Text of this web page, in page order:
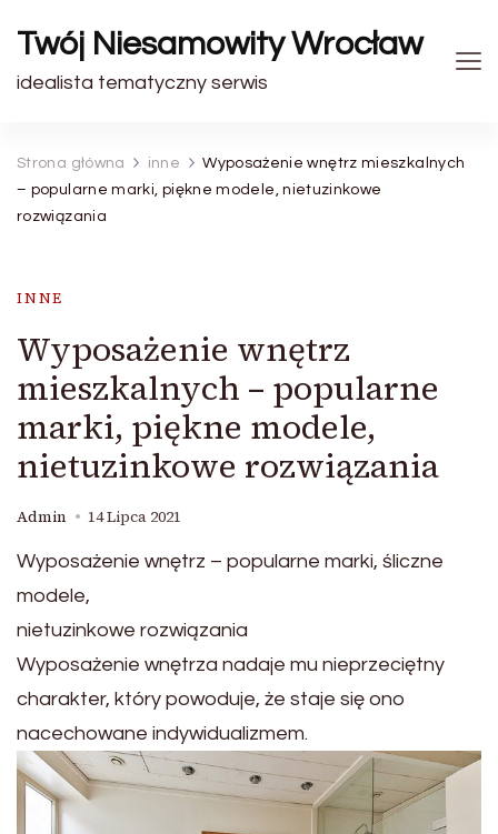
Twój Niesamowity Wrocław
idealista tematyczny serwis
Strona główna inne
Wyposażenie wnętrz mieszkalnych
– popularne marki, piękne modele, nietuzinkowe
rozwiązania
INNE
Wyposażenie wnętrz
mieszkalnych – popularne
marki, piękne modele,
nietuzinkowe rozwiązania
Admin 14 Lipca 2021
Wyposażenie wnętrz – popularne marki, śliczne
modele,
nietuzinkowe rozwiązania
Wyposażenie wnętrza nadaje mu nieprzeciętny
charakter, który powoduje, że staje się ono
nacechowane indywidualizmem.